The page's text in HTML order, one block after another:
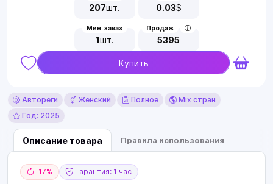
207шт. 0.03$
Мин. заказ
1шт.
Продаж
5395
Купить
Автореги Женский Полное
Mix стран
Год: 2025
Описание товара Правила использования
17% Гарантия: 1 час